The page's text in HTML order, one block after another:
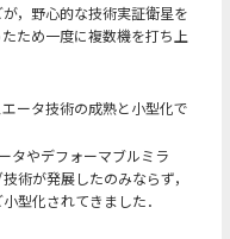
，野心的な技術実証衛星を
ため一度に複数機を打ち上
ータ技術の成熟と小型化で
タやデフォーマブルミラ
術が発展したのみならず，
型化されてきました．